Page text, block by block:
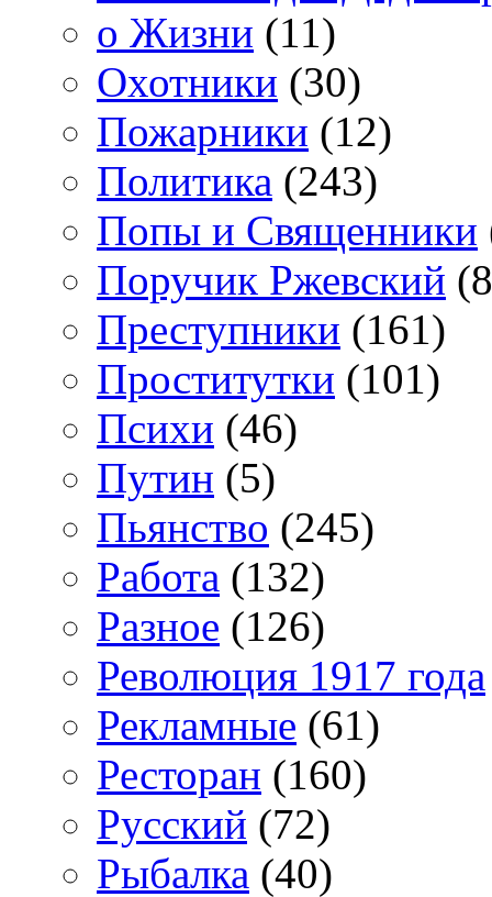
о Жизни (11)
Охотники (30)
Пожарники (12)
Политика (243)
Попы и Священники
Поручик Ржевский
Преступники (161)
Проститутки (101)
Психи (46)
Путин (5)
Пьянство (245)
Работа (132)
Разное (126)
Революция 1917 года
Рекламные (61)
Ресторан (160)
Русский (72)
Рыбалка (40)